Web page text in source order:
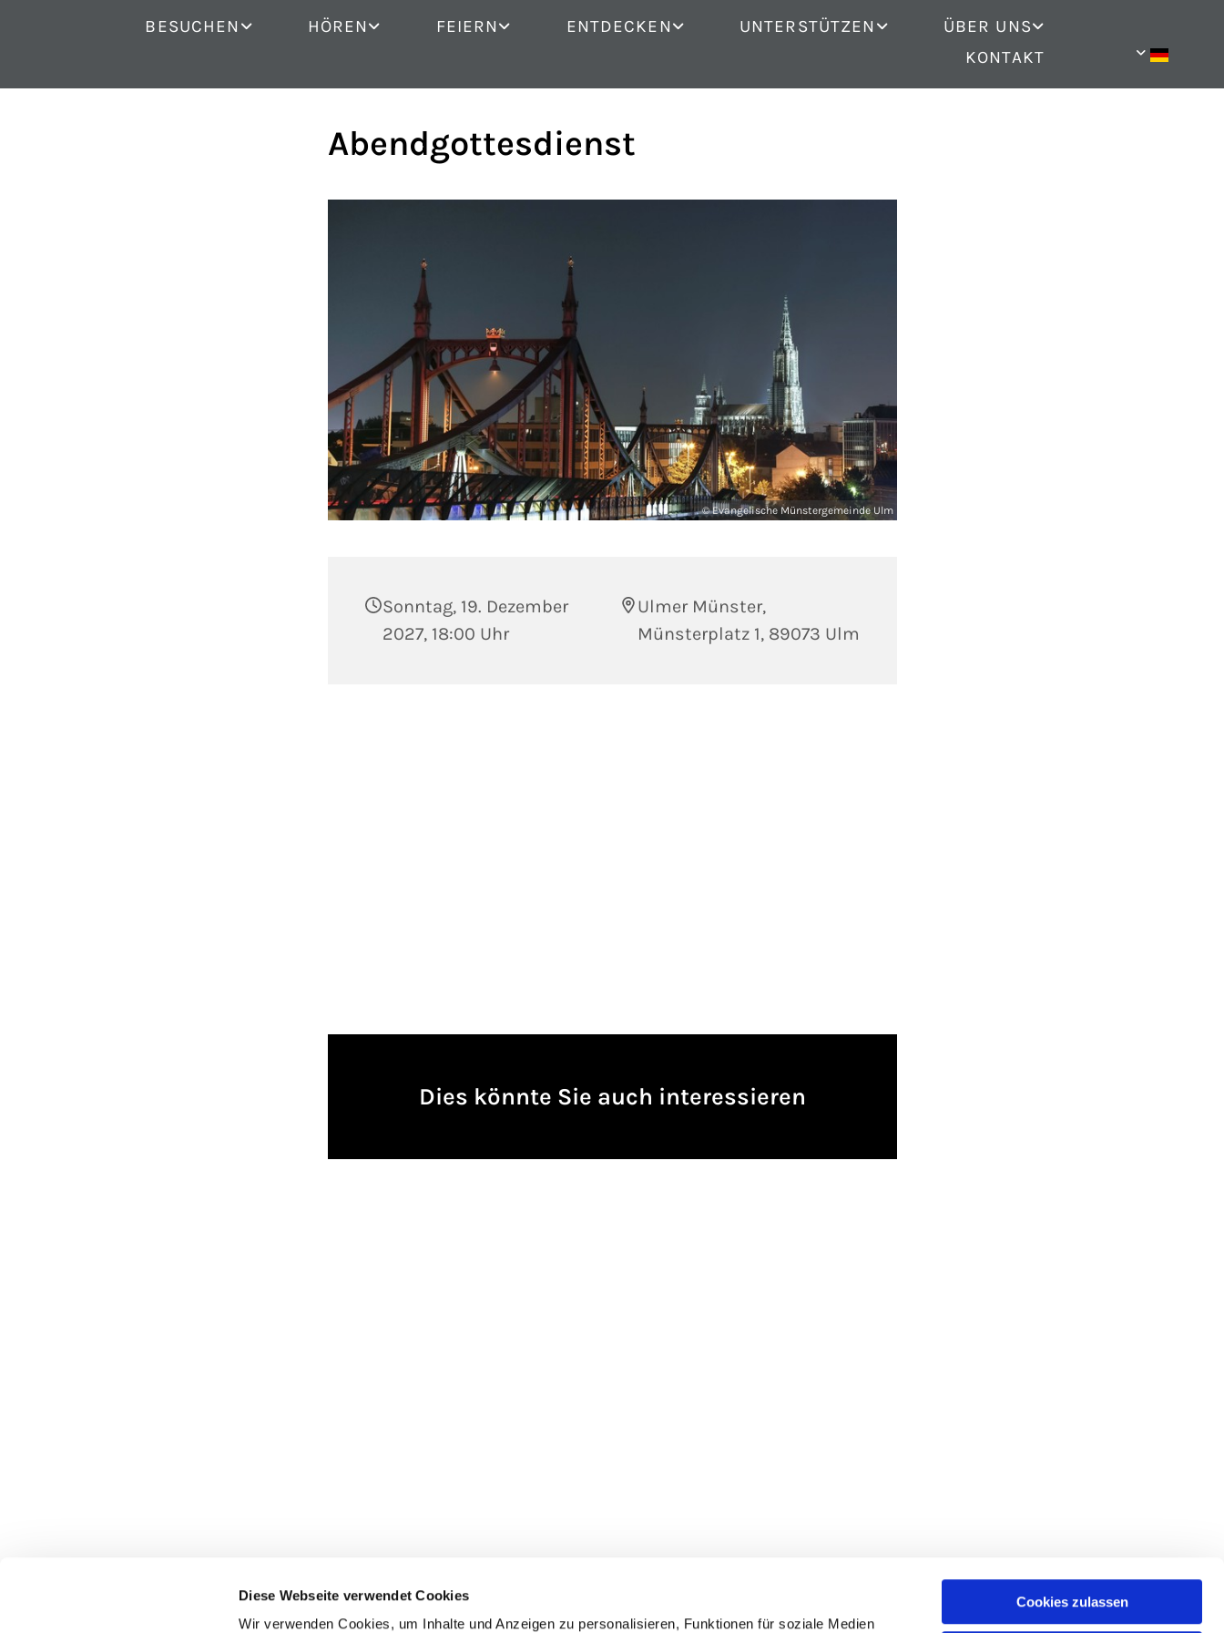
Diese Webseite verwendet Cookies
Wir verwenden Cookies, um Inhalte und Anzeigen zu personalisieren, Funktionen für soziale Medien
Cookies zulassen
BESUCHEN HÖREN FEIERN ENTDECKEN UNTERSTÜTZEN
ÜBER UNS
KONTAKT
Abendgottesdienst
© Evangelische Münstergemeinde Ulm
Sonntag, 19. Dezember
2027, 18:00 Uhr
Ulmer Münster,
Münsterplatz 1, 89073 Ulm
Dies könnte Sie auch interessieren